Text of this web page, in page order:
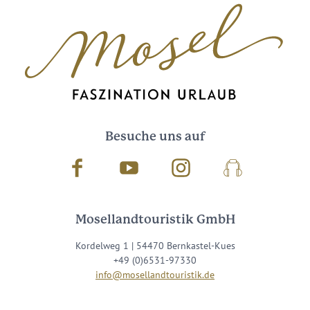
Besuche uns auf
Facebook Youtube InstagramPodcast
Mosellandtouristik GmbH
Kordelweg 1 | 54470 Bernkastel-Kues
+49 (0)6531-97330
info@mosellandtouristik.de